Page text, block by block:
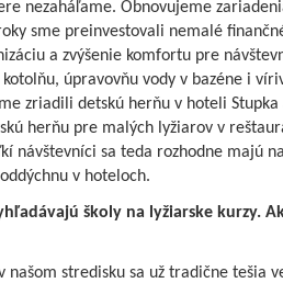
nezaháľame. Obnovujeme
sme preinvestovali nemalé
a zvýšenie komfortu pre
úpravovňu vody v bazéne i
zriadili detskú herňu v hoteli Stupka
herňu pre malých lyžiarov v
návštevníci sa teda rozhodne majú
v hoteloch.
školy na lyžiarske kurzy.
našom stredisku sa už tradične tešia